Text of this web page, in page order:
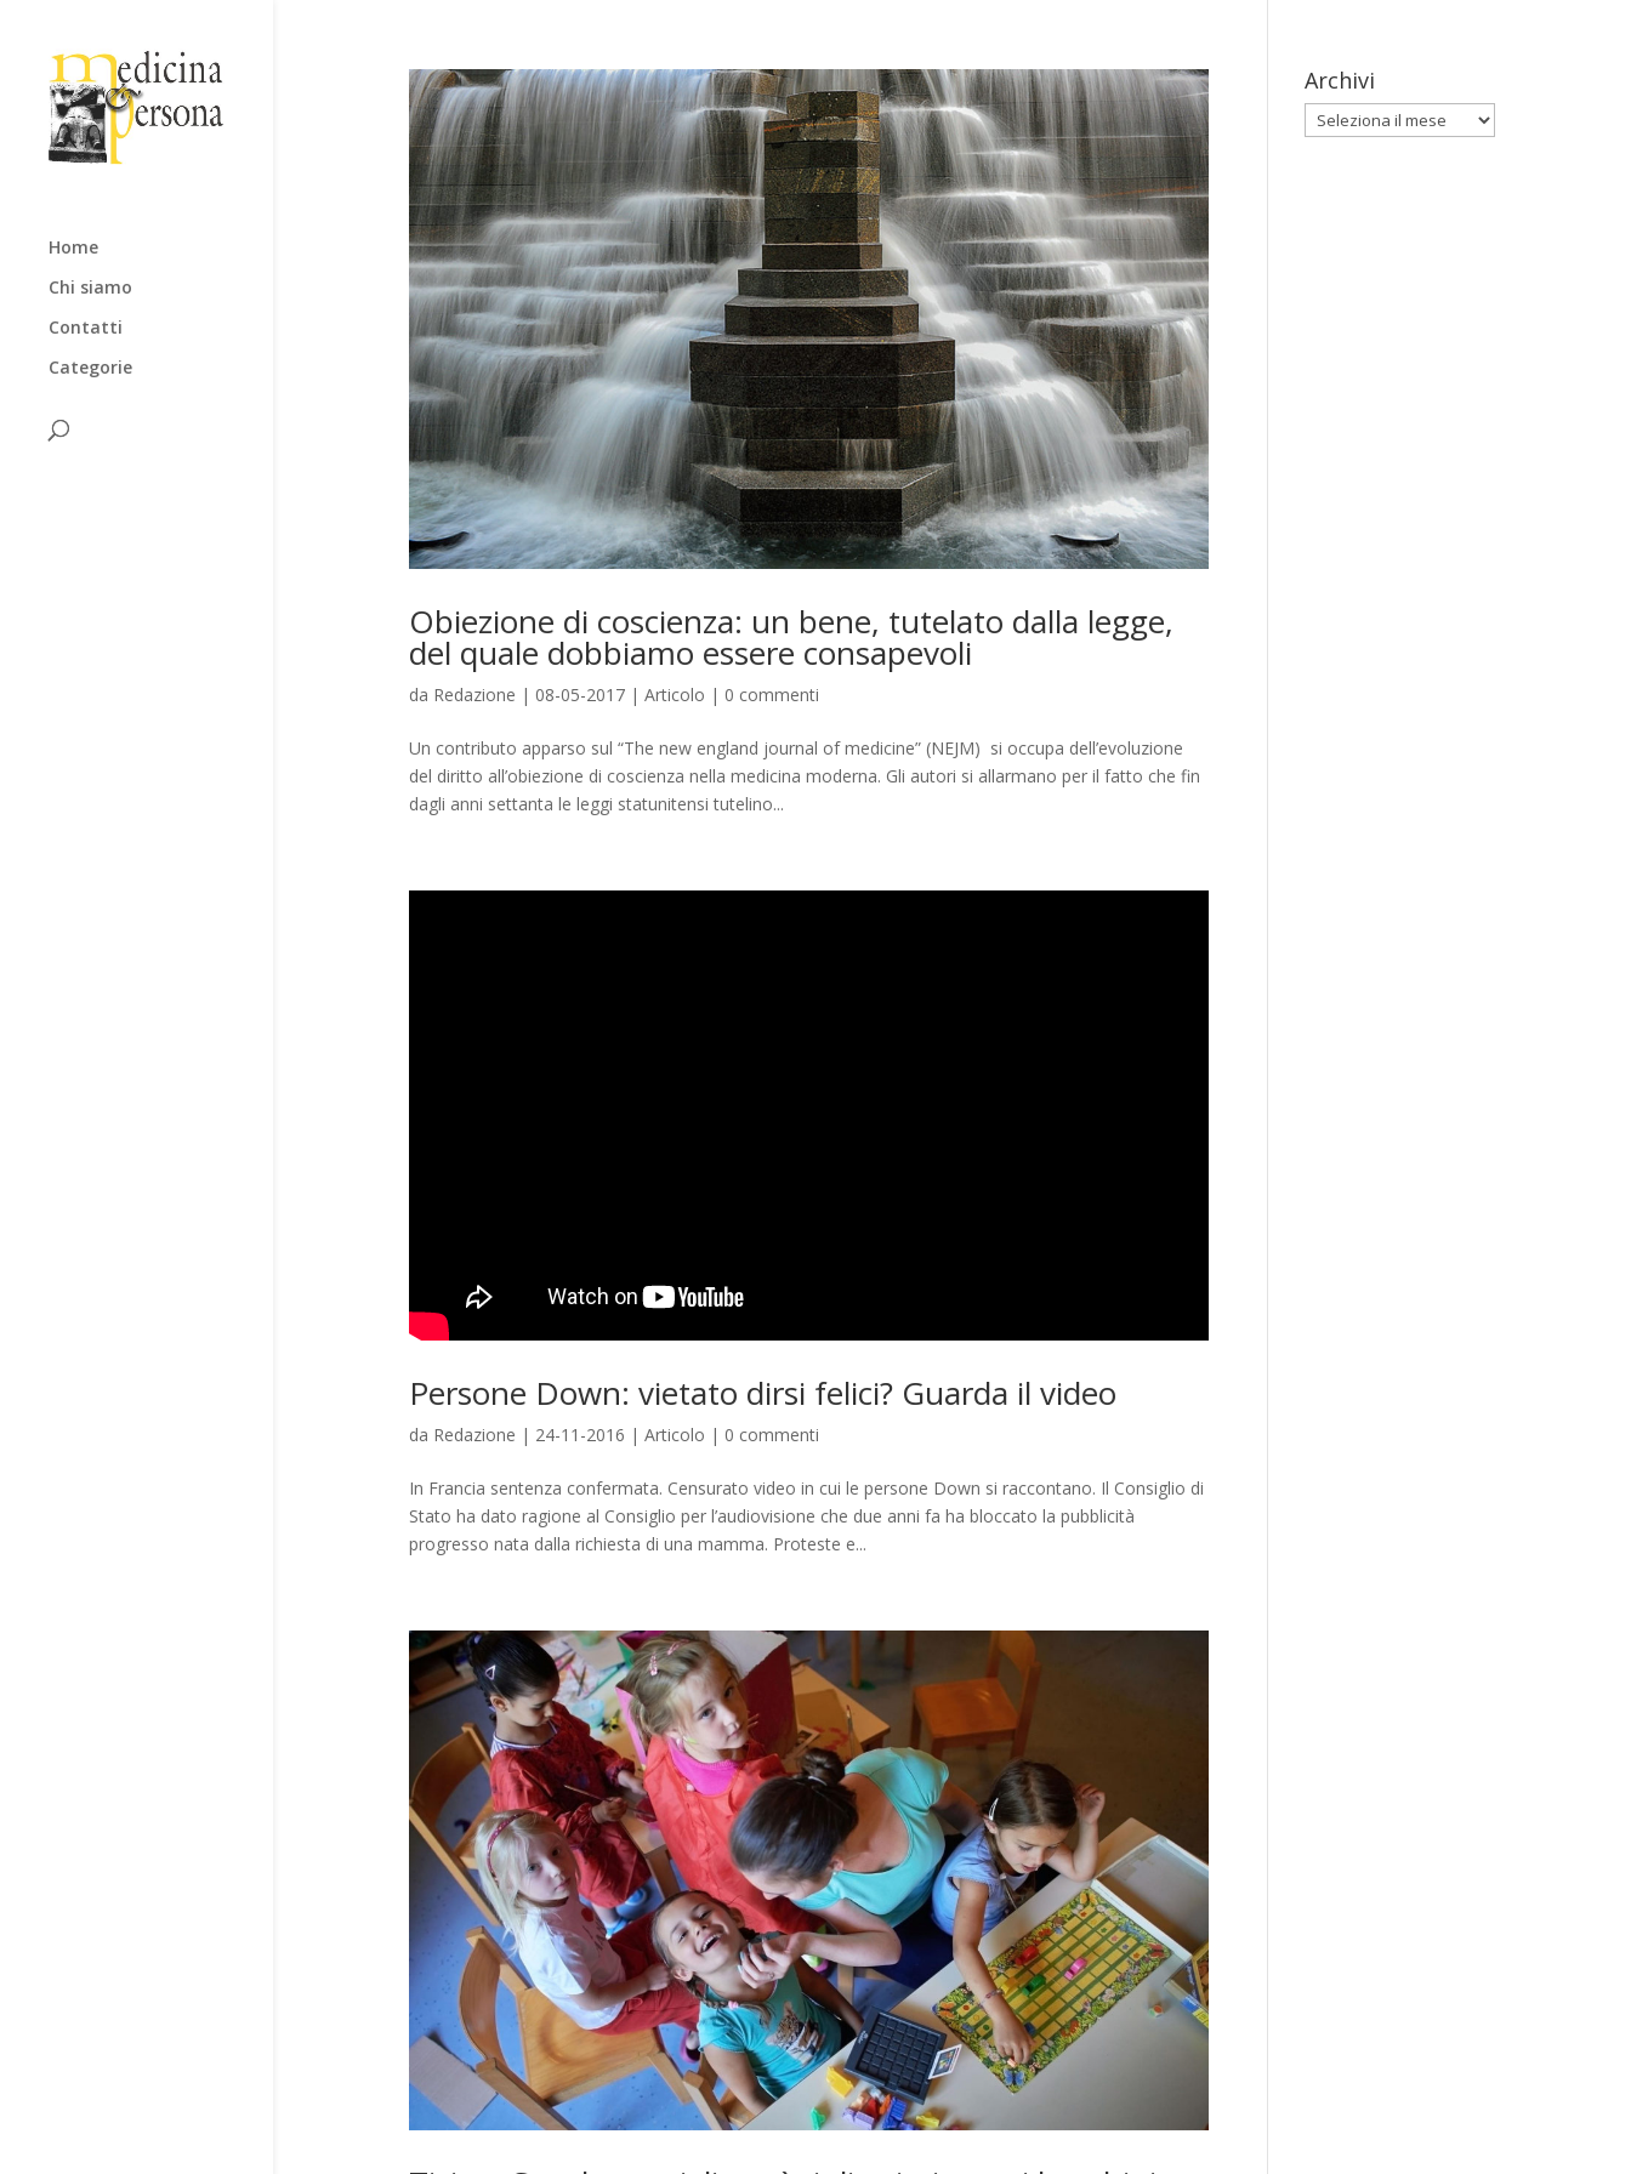
Home
Chi siamo
Contatti
Categorie
Obiezione di coscienza: un bene, tutelato dalla legge,
del quale dobbiamo essere consapevoli
da Redazione | 08-05-2017| Articolo | 0 commenti
Un contributo apparso sul “The new england journal of medicine” (NEJM) si occupa dell’evoluzione
del diritto all’obiezione di coscienza nella medicina moderna. Gli autori si allarmano per il fatto che fin
dagli anni settanta le leggi statunitensi tutelino...
Persone Down: vietato dirsi felici? Guarda il video
da Redazione | 24-11-2016 | Articolo | 0 commenti
In Francia sentenza confermata. Censurato video in cui le persone Down si raccontano. Il Consiglio di
Stato ha dato ragione al Consiglio per l’audiovisione che due anni fa ha bloccato la pubblicità
progresso nata dalla richiesta di una mamma. Proteste e...
Archivi
Archivi